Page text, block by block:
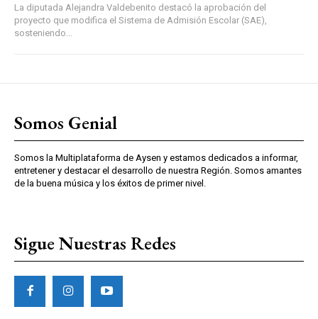
La diputada Alejandra Valdebenito destacó la aprobación del
proyecto que modifica el Sistema de Admisión Escolar (SAE),
sosteniendo...
Somos Genial
Somos la Multiplataforma de Aysen y estamos dedicados a informar,
entretener y destacar el desarrollo de nuestra Región. Somos amantes
de la buena música y los éxitos de primer nivel.
Sigue Nuestras Redes